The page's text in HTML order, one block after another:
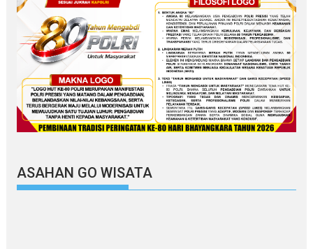
ASAHAN GO WISATA